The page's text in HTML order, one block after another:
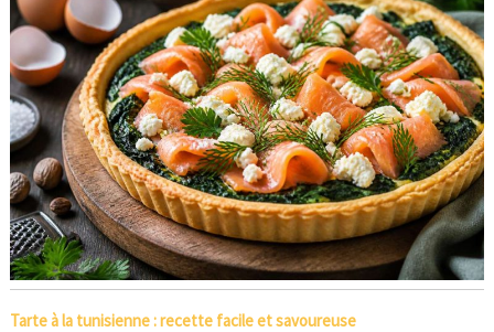
Tarte à la tunisienne : recette facile et savoureuse